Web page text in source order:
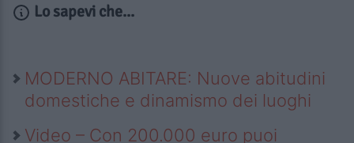
Lo sapevi che...
MODERNO ABITARE: Nuove abitudini
domestiche e dinamismo dei luoghi
Video – Con 200.000 euro puoi